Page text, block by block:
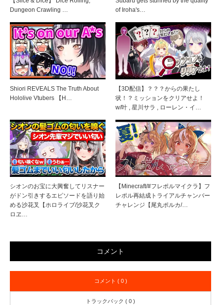
Dungeon Crawling …
of Iroha's…
Shiori REVEALS The Truth About
Hololive Vtubers 【H…
【3D配信】？？？からの果たし
状！？ミッションをクリアせよ！
w/叶 , 星川サラ , ローレン・イ…
シオンのお宝に大興奮してリスナー
がドン引きするエピソードを語り始
める沙花叉【ホロライブ/沙花叉ク
ロヱ…
【Minecraft/#フレポルマイクラ】フ
レポル再結成トライアルチャンバー
チャレンジ【尾丸ポルカ/…
コメント
コメント ( 0 )
トラックバック ( 0 )